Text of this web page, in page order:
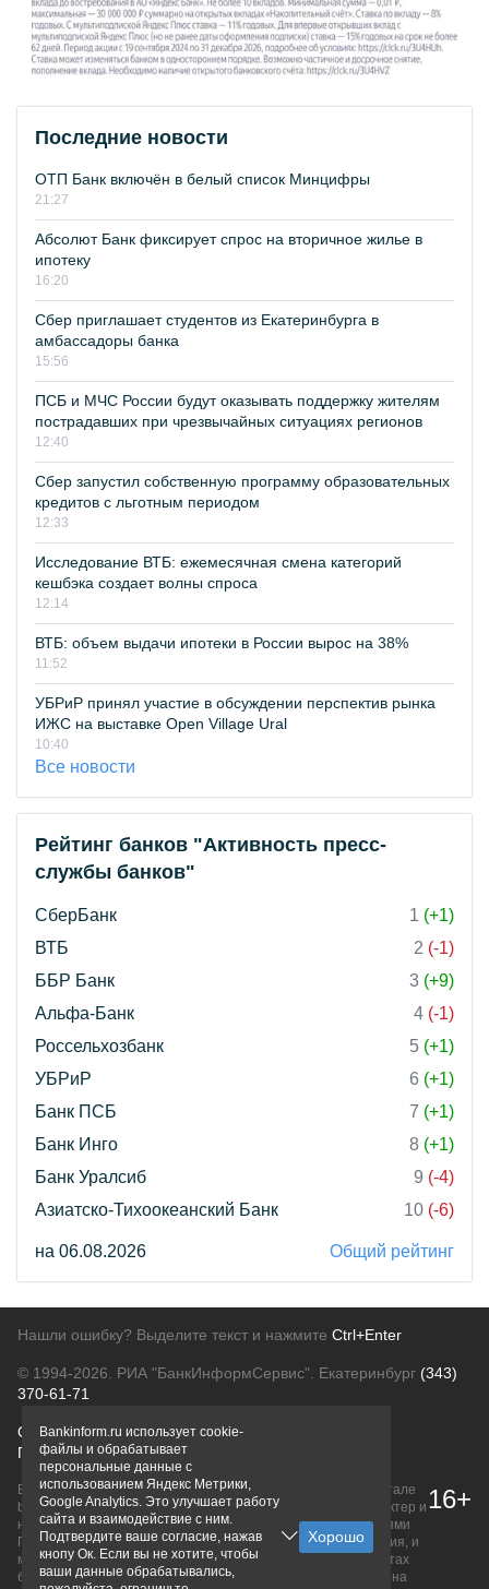
Последние новости
ОТП Банк включён в белый список Минцифры
21:27
Абсолют Банк фиксирует спрос на вторичное жилье в
ипотеку
16:20
Сбер приглашает студентов из Екатеринбурга в
амбассадоры банка
15:56
ПСБ и МЧС России будут оказывать поддержку жителям
пострадавших при чрезвычайных ситуациях регионов
12:40
Сбер запустил собственную программу образовательных
кредитов с льготным периодом
12:33
Исследование ВТБ: ежемесячная смена категорий
кешбэка создает волны спроса
12:14
ВТБ: объем выдачи ипотеки в России вырос на 38%
11:52
УБРиР принял участие в обсуждении перспектив рынка
ИЖС на выставке Open Village Ural
10:40
Все новости
Рейтинг банков "Активность пресс-
службы банков"
СберБанк 1 (+1)
ВТБ
2 (-1)
ББР Банк
3 (+9)
Альфа-Банк
4 (-1)
Россельхозбанк
5 (+1)
УБРиР
6 (+1)
Банк ПСБ
7 (+1)
Банк Инго
8 (+1)
Банк Уралсиб
9 (-4)
Азиатско-Тихоокеанский Банк
10 (-6)
на 06.08.2026 Общий рейтинг
Нашли ошибку? Выделите текст и нажмите Ctrl+Enter
© 1994-2026. РИА "БанкИнформСервис". Екатеринбург (343)
370-61-71
О проектеПолитика конфиденциальности
Правовая информацияДля рекламодателей
Вся информация о продуктах банков, размещенная на портале
bankinform.ru, носит исключительно ознакомительный характер и
не является публичной офертой, определяемой положениями
ГК РФ. Информация не содержит точного и полного описания, и
может быть изменена. Конечные условия уточняйте на сайтах
банков или при личном обращении. Исключительное право на
16+
Bankinform.ru использует cookie-
файлы и обрабатывает
персональные данные с
использованием Яндекс Метрики,
Google Analytics. Это улучшает работу
сайта и взаимодействие с ним.
Подтвердите ваше согласие, нажав
кнопу Ок. Если вы не хотите, чтобы
ваши данные обрабатывались,